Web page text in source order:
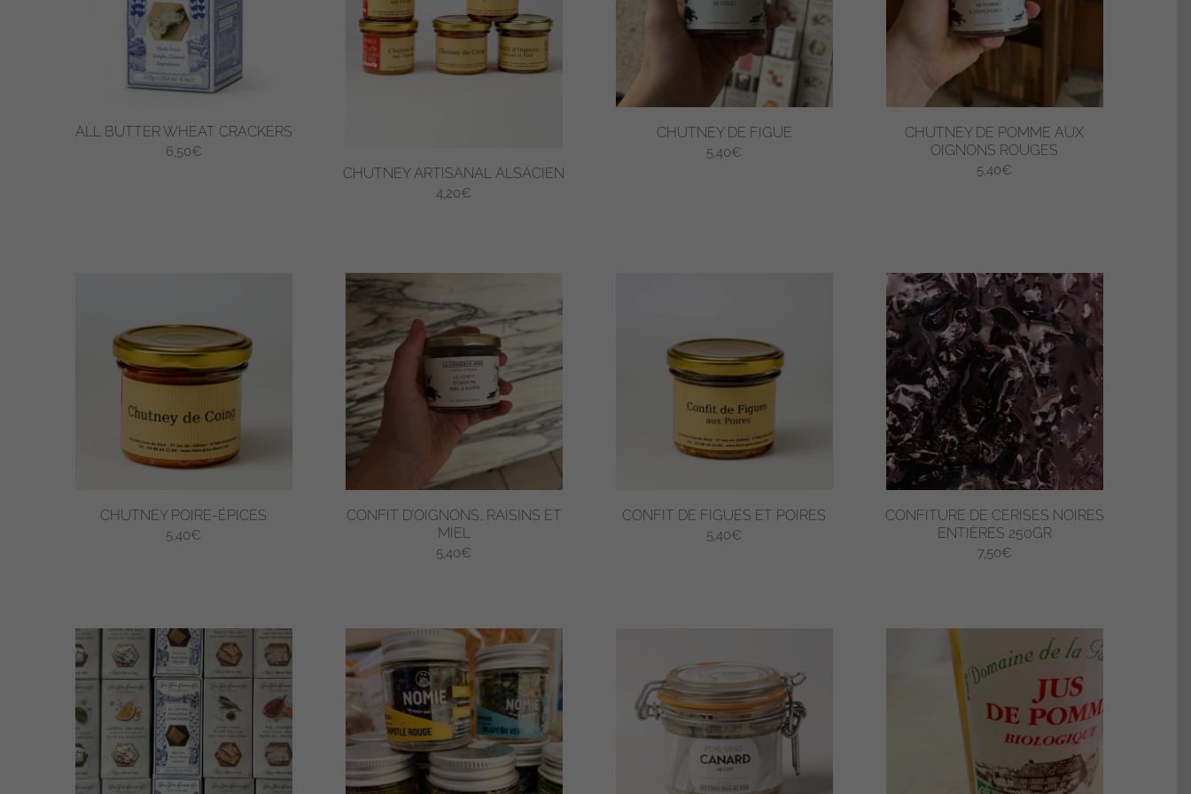
ALL BUTTER WHEAT CRACKERS
6,50€
CHUTNEY ARTISANAL ALSACIEN
4,20€
CHUTNEY DE FIGUE
5,40€
CHUTNEY DE POMME AUX
OIGNONS ROUGES
5,40€
CHUTNEY POIRE-ÉPICES
5,40€
CONFIT D’OIGNONS, RAISINS ET
MIEL
5,40€
CONFIT DE FIGUES ET POIRES
5,40€
CONFITURE DE CERISES NOIRES
ENTIÈRES 250GR
7,50€